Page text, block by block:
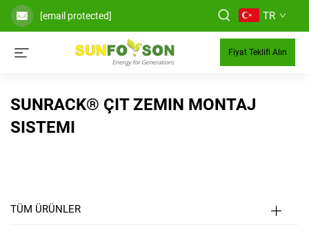
[email protected] TR
Fiyat Teklifi Alın
SUNRACK® ÇIT ZEMIN MONTAJ
SISTEMI
TÜM ÜRÜNLER